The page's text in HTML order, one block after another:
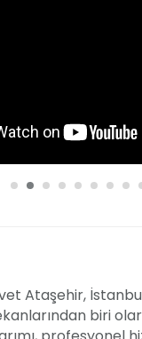
Ataşehir,
biri